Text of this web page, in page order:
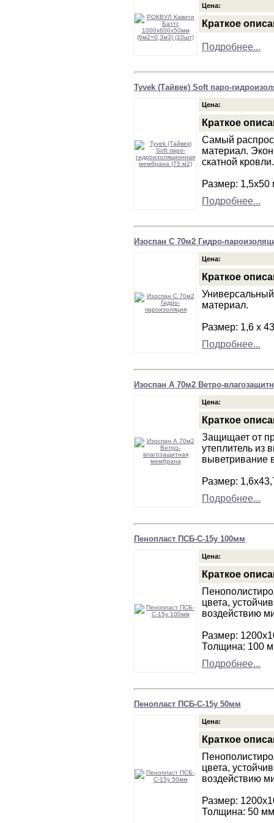
Цена:
Краткое
Подробнее...
Tyvek (Тайвек) Soft паро-
Цена:
Краткое
Самый
материал.
скатной кровли.
Размер: 1,5х50
Подробнее...
Изоспан C 70м2 Гидро-
Цена:
Краткое
материал.
Размер: 1,6 х
Подробнее...
Изоспан А 70м2 Ветро-
Цена:
Краткое
Защищает от
утеплитель из
выветривание
Размер:
Подробнее...
Пенопласт ПСБ-С-15у 100мм
Цена:
Краткое
цвета,
воздействию
Размер:
Толщина: 100
Подробнее...
Пенопласт ПСБ-С-15у 50мм
Цена:
Краткое
цвета,
воздействию
Размер:
Толщина: 50 мм